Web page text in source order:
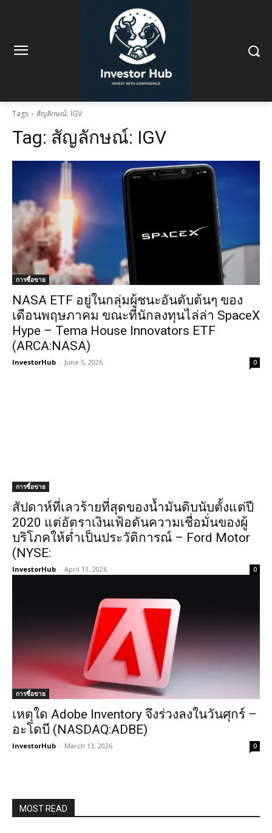
Tags สัญลักษณ์: IGV
Tag: สัญลักษณ์: IGV
การซื้อขาย
NASA ETF อยู่ในกลุ่มผู้ชนะอันดับต้นๆ ของ
เดือนพฤษภาคม ขณะที่นักลงทุนไล่ล่า SpaceX
Hype – Tema House Innovators ETF
(ARCA:NASA)
InvestorHub - June 5, 2026 0
การซื้อขาย
สัปดาห์ที่เลวร้ายที่สุดของน้ำมันดิบนับตั้งแต่ปี
2020 แต่อัตราเงินเฟ้อดันความเชื่อมั่นของผู้
บริโภคให้ต่ำเป็นประวัติการณ์ – Ford Motor
(NYSE:
InvestorHub - April 11, 2026 0
การซื้อขาย
เหตุใด Adobe Inventory จึงร่วงลงในวันศุกร์ –
อะโดบี (NASDAQ:ADBE)
InvestorHub - March 13, 2026 0
MOST READ